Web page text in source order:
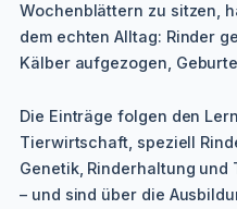
Wochenblättern zu sitzen,
dem echten Alltag: Rinder
Kälber aufgezogen,
Die Einträge folgen den
Tierwirtschaft, speziell
Genetik, Rinderhaltung
– und sind über die